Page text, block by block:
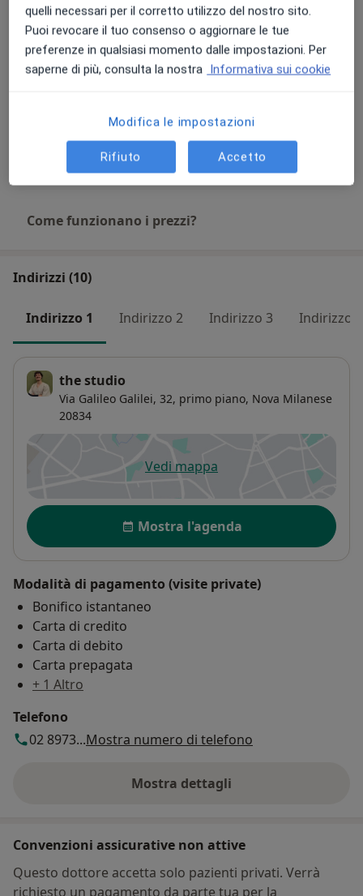
Prima Visita
55 € Dettagli Prenota una visita
Prenota una visita
+ 7 prestazioni
Come funzionano i prezzi?
Indirizzi (10)
Indirizzo 1 Indirizzo 2 Indirizzo 3 Indirizzo 4
the studio
Via Galileo Galilei, 32, primo piano, Nova Milanese
20834
Vedi mappasi apre in una nuova scheda
Disponibilità
Mostra l'agenda
Modalità di pagamento (visite private)
Bonifico istantaneo
Carta di credito
Carta di debito
Carta prepagata
+ 1 Altro
Telefono
02 8973...Mostra numero di telefono
Mostra dettagli
sull'indirizzo
Convenzioni assicurative non attive
Questo dottore accetta solo pazienti privati. Verrà
richiesto un pagamento da parte tua per la
quelli necessari per il corretto utilizzo del nostro sito.
Puoi revocare il tuo consenso o aggiornare le tue
preferenze in qualsiasi momento dalle impostazioni. Per
saperne di più, consulta la nostra Informativa sui cookie
Modifica le impostazioni
Rifiuto Accetto